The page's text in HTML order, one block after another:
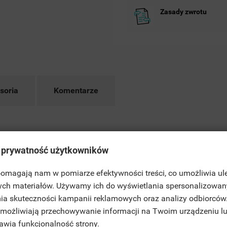
Zasady zwrotu
Komentarze
sprawiają, żeCONFORTdoskonale komponuje się zarówno z
technologii, która zapewnia szybkie i efektywne ogrzewanie
źródłem ciepła. Możliwość regulacji temperatury oraz
dzięki wysokiej efektywności energetycznej.
wyjątkowego charakteru każdemu pomieszczeniu. Jego
LISTY ŻYCZEŃ
SIĘ
BYĆ ZALOGOWANY BY ZAPISAĆ PRODUKTY NA SWOJEJ LIŚCIE
użytkowników
nam w pomiarze efektywności treści, co umożliwia
materiałów. Używamy ich do wyświetlania
skuteczności kampanii reklamowych oraz analizy
przechowywanie informacji na Twoim urządzeniu
funkcjonalność strony.